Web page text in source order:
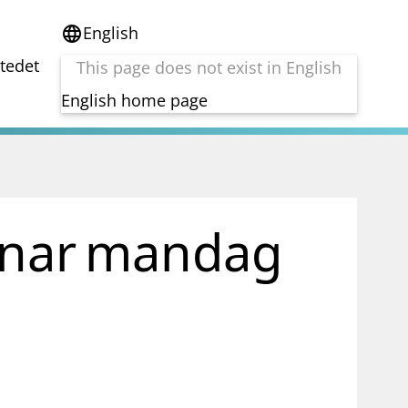
languageEnglish
This page does not exist in English
English home page
Folkefinansiering
Kryptoeiendelsloven (MiCA)
mandag